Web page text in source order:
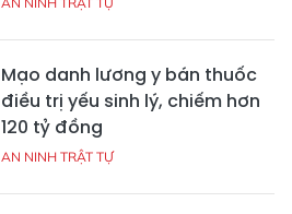
Mạo danh lương y bán thuốc
điều trị yếu sinh lý, chiếm hơn
120 tỷ đồng
AN NINH TRẬT TỰ